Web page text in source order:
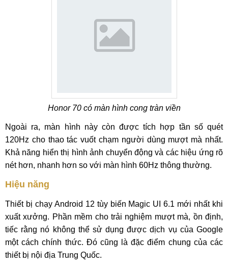
Honor 70 có màn hình cong tràn viền
Ngoài ra, màn hình này còn được tích hợp tần số quét
120Hz cho thao tác vuốt chạm người dùng mượt mà nhất.
Khả năng hiển thị hình ảnh chuyển động và các hiệu ứng rõ
nét hơn, nhanh hơn so với màn hình 60Hz thông thường.
Hiệu năng
Thiết bị chạy Android 12 tùy biến Magic UI 6.1 mới nhất khi
xuất xưởng. Phần mềm cho trải nghiệm mượt mà, ồn định,
tiếc rằng nó không thể sử dụng được dịch vụ của Google
một cách chính thức. Đó cũng là đặc điểm chung của các
thiết bị nội địa Trung Quốc.